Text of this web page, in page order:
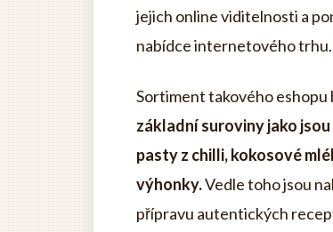
jejich online viditelnosti a
nabídce internetového trhu.
Sortiment takového eshopu
základní suroviny jako
pasty z chilli, kokosové
výhonky.Vedle toho jsou
přípravu autentických